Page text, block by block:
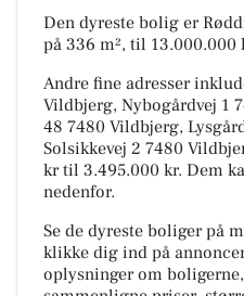
Den dyreste bolig er
på 336 m², til 13.000.000
Andre fine adresser
Vildbjerg, Nybogårdvej 1
48 7480 Vildbjerg,
Solsikkevej 2 7480
kr til 3.495.000 kr. Dem
nedenfor.
Se de dyreste boliger på
klikke dig ind på
oplysninger om